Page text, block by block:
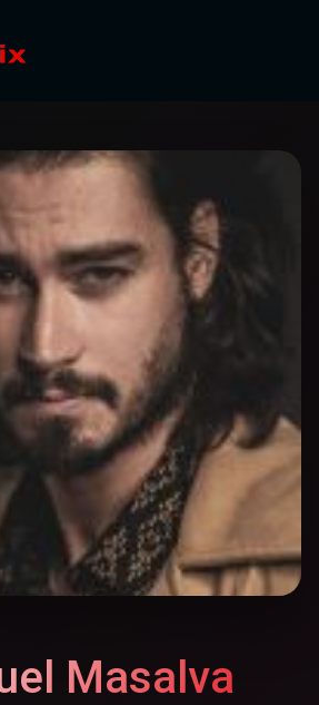
Masalva